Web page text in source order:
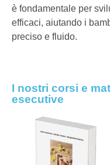
è fondamentale per
efficaci, aiutando i
preciso e fluido.
I nostri corsi e
esecutive